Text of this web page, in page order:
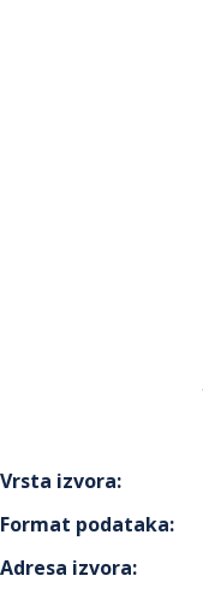
Vrsta izvora:
Format podataka:
Adresa izvora: